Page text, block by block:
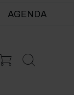
AGENDA